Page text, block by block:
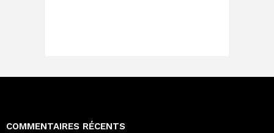
COMMENTAIRES RÉCENTS